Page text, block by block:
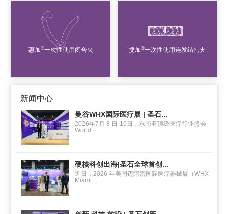
惠加®一次性使用闭合夹 捷加®一次性使用连发结扎夹
新闻中心
曼谷WHX国际医疗展 | 圣石...
2026年7月 8 日-10日，东南亚顶级医疗行业盛会
World...
硬核科创出海|圣石全球首创...
近日，2026 年美国迈阿密国际医疗器械展（WHX
Miami...